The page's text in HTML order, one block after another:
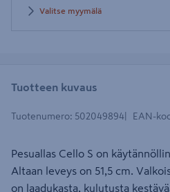
Valitse myymälä
Tuotteen kuvaus
Tuotenumero: 502049894 EAN-
Pesuallas Cello S on
Altaan leveys on 51,5 cm.
on laadukasta, kulutusta